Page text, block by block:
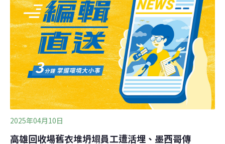
今年截至8月底也已受理46件、裁處21件，由於多數案件
涉及跨縣市流動，地方認為僅靠自治條例難以有效遏阻，
向中央建議訂定專法，建立全國一致的跨域管理機制。
（聯合新聞網報導）
2025年04月10日
高雄回收場舊衣堆坍塌員工遭活埋、墨西哥傳